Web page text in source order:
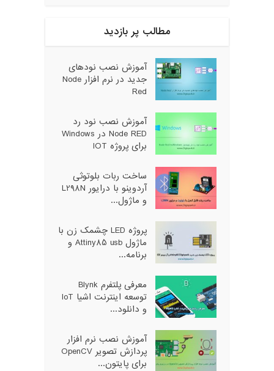
مطالب پر بازدید
آموزش نصب نودهای
جدید در نرم افزار Node
Red
آموزش نصب نود رد
Node RED در Windows
برای پروژه IOT
ساخت ربات بلوتوثی
آردوینو با درایور L298N
و ماژول...
پروژه LED چشمک زن با
ماژول Attiny85 usb و
برنامه...
معرفی پلتفرم Blynk
توسعه اینترنت اشیا IoT
و دانلود...
آموزش نصب نرم افزار
پردازش تصویر OpenCV
برای پایتون...